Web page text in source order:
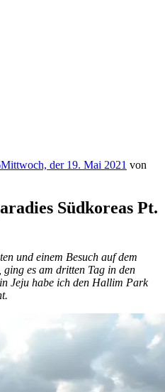
Mittwoch, der 19. Mai 2021 von
Südkoreas Pt.
und einem Besuch auf dem
es am dritten Tag in den
Jeju habe ich den Hallim Park